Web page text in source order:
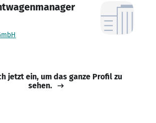
jetzt ein, um das ganze Profil zu
sehen.